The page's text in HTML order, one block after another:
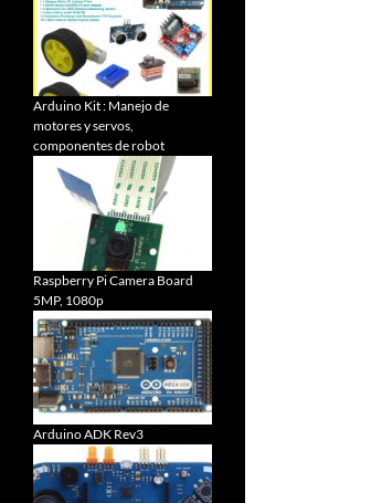
Arduino Kit : Manejo de
motores y servos,
componentes de robot
Raspberry Pi Camera Board
5MP, 1080p
Arduino ADK Rev3